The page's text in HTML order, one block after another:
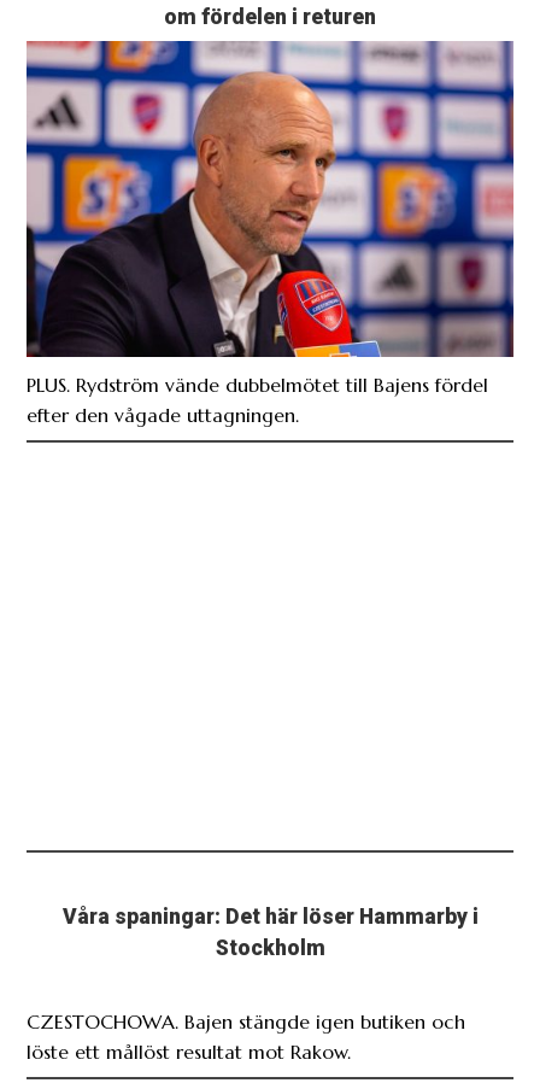
om fördelen i returen
PLUS. Rydström vände dubbelmötet till Bajens fördel
efter den vågade uttagningen.
Våra spaningar: Det här löser Hammarby i
Stockholm
CZESTOCHOWA. Bajen stängde igen butiken och
löste ett mållöst resultat mot Rakow.